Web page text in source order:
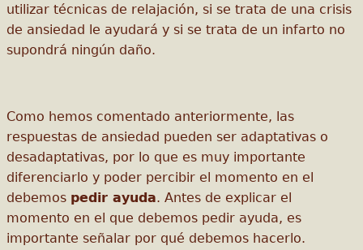
utilizar técnicas de relajación, si se trata de una crisis
de ansiedad le ayudará y si se trata de un infarto no
supondrá ningún daño.
Como hemos comentado anteriormente, las
respuestas de ansiedad pueden ser adaptativas o
desadaptativas, por lo que es muy importante
diferenciarlo y poder percibir el momento en el
debemos pedir ayuda. Antes de explicar el
momento en el que debemos pedir ayuda, es
importante señalar por qué debemos hacerlo.